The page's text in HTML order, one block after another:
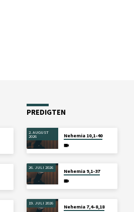
PREDIGTEN
2. AUGUST
2026 Nehemia 10,1-40
26. JULI 2026
Nehemia 9,1-37
19. JULI 2026
Nehemia 7,4–8,18